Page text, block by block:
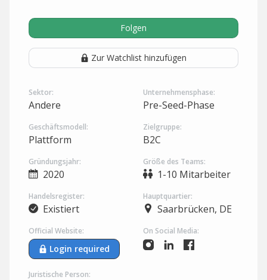
Folgen
Zur Watchlist hinzufügen
Sektor:
Andere
Unternehmensphase:
Pre-Seed-Phase
Geschäftsmodell:
Plattform
Zielgruppe:
B2C
Gründungsjahr:
2020
Größe des Teams:
1-10 Mitarbeiter
Handelsregister:
Existiert
Hauptquartier:
Saarbrücken, DE
Official Website:
Login required
On Social Media:
Juristische Person: